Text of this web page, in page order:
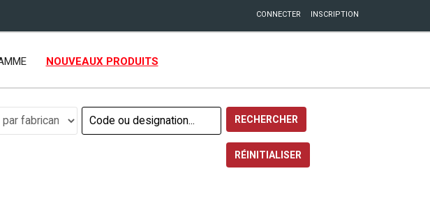
CONNECTER INSCRIPTION
NOUVEAUX PRODUITS